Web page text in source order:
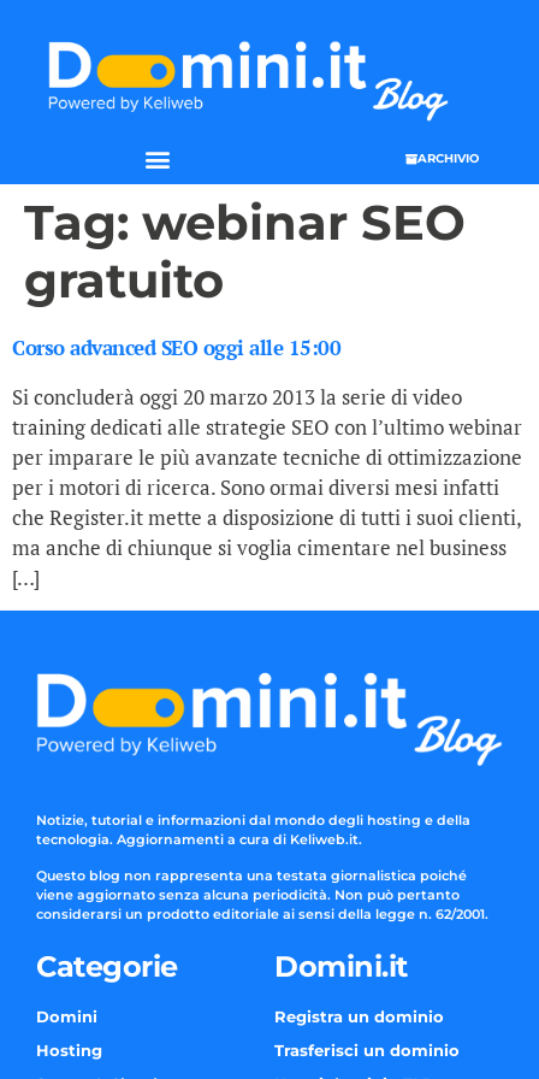
ARCHIVIO
Tag: webinar SEO
gratuito
Corso advanced SEO oggi alle 15:00
Si concluderà oggi 20 marzo 2013 la serie di video
training dedicati alle strategie SEO con l’ultimo webinar
per imparare le più avanzate tecniche di ottimizzazione
per i motori di ricerca. Sono ormai diversi mesi infatti
che Register.it mette a disposizione di tutti i suoi clienti,
ma anche di chiunque si voglia cimentare nel business
[…]
Notizie, tutorial e informazioni dal mondo degli hosting e della
tecnologia. Aggiornamenti a cura di Keliweb.it.
Questo blog non rappresenta una testata giornalistica poiché
viene aggiornato senza alcuna periodicità. Non può pertanto
considerarsi un prodotto editoriale ai sensi della legge n. 62/2001.
Categorie
Domini
Hosting
Domini.it
Registra un dominio
Trasferisci un dominio